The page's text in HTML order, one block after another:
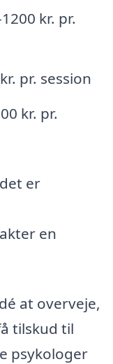
kr. pr.
pr. session
kr. pr.
er
en
at overveje,
tilskud til
psykologer